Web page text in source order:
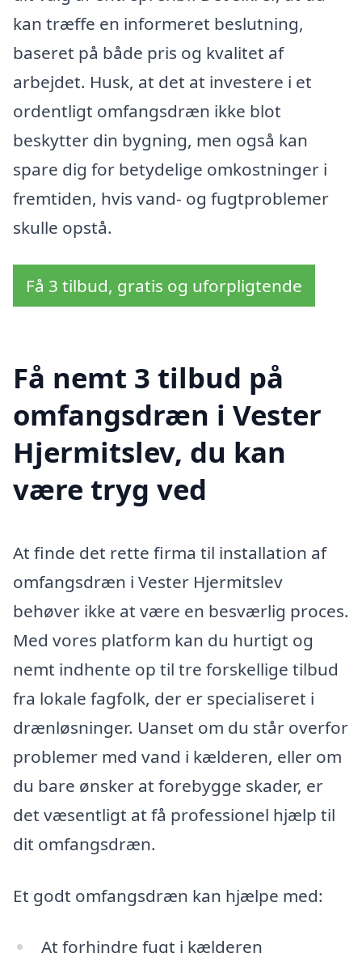
kan træffe en informeret beslutning,
baseret på både pris og kvalitet af
arbejdet. Husk, at det at investere i et
ordentligt omfangsdræn ikke blot
beskytter din bygning, men også kan
spare dig for betydelige omkostninger i
fremtiden, hvis vand- og fugtproblemer
skulle opstå.
Få 3 tilbud, gratis og uforpligtende
Få nemt 3 tilbud på
omfangsdræn i Vester
Hjermitslev, du kan
være tryg ved
At finde det rette firma til installation af
omfangsdræn i Vester Hjermitslev
behøver ikke at være en besværlig proces.
Med vores platform kan du hurtigt og
nemt indhente op til tre forskellige tilbud
fra lokale fagfolk, der er specialiseret i
drænløsninger. Uanset om du står overfor
problemer med vand i kælderen, eller om
du bare ønsker at forebygge skader, er
det væsentligt at få professionel hjælp til
dit omfangsdræn.
Et godt omfangsdræn kan hjælpe med:
At forhindre fugt i kælderen